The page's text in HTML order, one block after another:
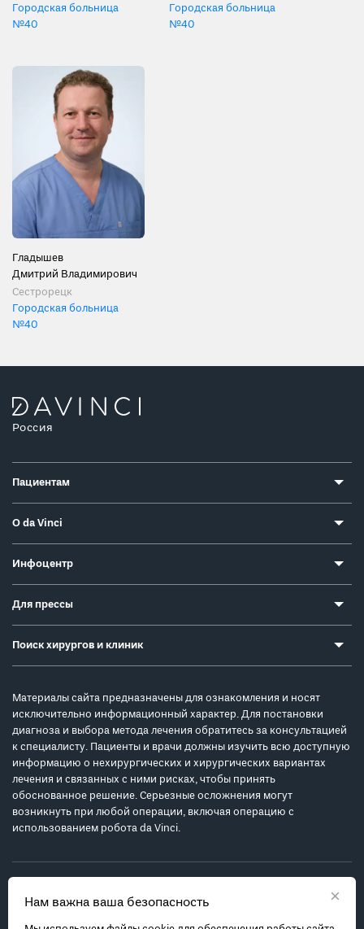
Городская больница
№40
Городская больница
№40
Гладышев
Дмитрий Владимирович
Сестрорецк
Городская больница
№40
×
Нам важна ваша безопасность
Россия
Пациентам
О da Vinci
Инфоцентр
Для прессы
Поиск хирургов и клиник
Материалы сайта предназначены для ознакомления и носят
исключительно информационный характер. Для постановки
диагноза и выбора метода лечения обратитесь за консультацией
к специалисту. Пациенты и врачи должны изучить всю доступную
информацию о нехирургических и хирургических вариантах
лечения и связанных с ними рисках, чтобы принять
обоснованное решение. Серьезные осложнения могут
возникнуть при любой операции, включая операцию с
использованием робота da Vinci.